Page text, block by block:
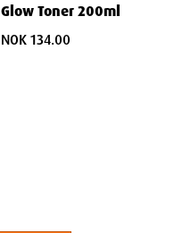
Glow Toner 200ml
NOK 134.00